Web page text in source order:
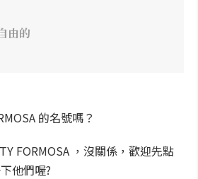
由的
的名號嗎？
FORMOSA ，沒關係，歡迎先點
他們喔?